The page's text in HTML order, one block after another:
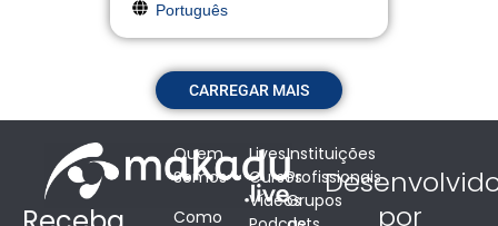
Português
CARREGAR MAIS
Quem
Somos
Como
Lives
Cursos
Vídeos
Instituições
Profissionais
Grupos
por